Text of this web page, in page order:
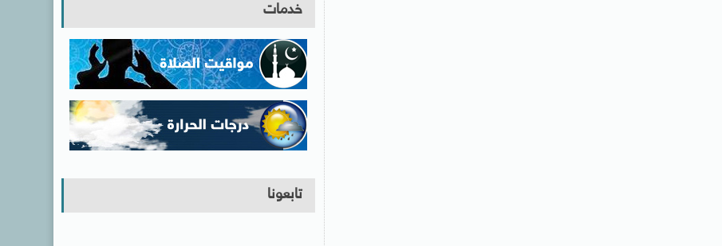
خدمات
تابعونا